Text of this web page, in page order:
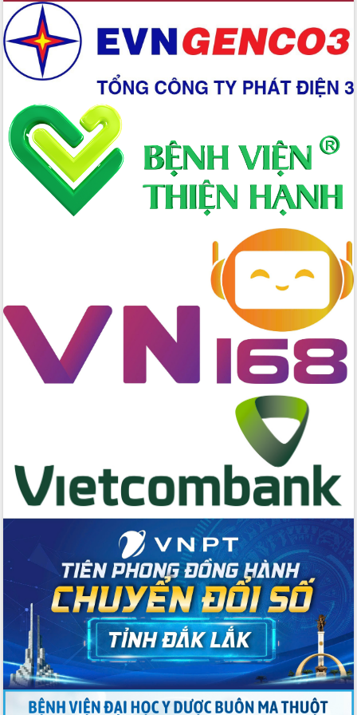
mới
Chuyển đổi số 'mở đường' cho nông
nghiệp Đắk Lắk tăng trưởng bứt phá
Triển khai đồng bộ đo đạc, lập hồ sơ
địa chính, hoàn thiện cơ sở dữ liệu đất
đai
Ứng dụng sinh trắc học - Bước tiến
trong hành trình chuyển đổi số tại Đắk
Lắk
Đắk Lắk nâng cao hiệu quả công tác
Đảng từ Sổ tay đảng viên điện tử
Đắk Lắk đẩy mạnh nuôi biển công
Đắk Lắk phát động hưởng ứng Ngày
Quyền của người tiêu dùng Việt Nam
2026
Đẩy mạnh cải cách hành chính, quyết
tâm đạt được mục tiêu tăng trưởng
Huy giữ chức Bí thư Đảng ủy Ủy Ban
Nhân dân tỉnh
Bệnh án điện tử thúc đẩy chuyển đổi
số y tế tại Đắk Lắk
Chuyển đổi số thư viện: Mở rộng
không gian tri thức trong thời đại số
Đánh giá, rút kinh nghiệm công tác tổ
chức diễn tập trước ngày bầu cử
Chương trình “Gặp gỡ hữu nghị –
Friendship Meeting New Year 2026”
Bầu cử Quốc hội và HĐND: Cử tri Đắk
Lắk gửi gắm niềm tin, kỳ vọng vào lá
phiếu
Đắk Lắk sẵn sàng các điều kiện cho